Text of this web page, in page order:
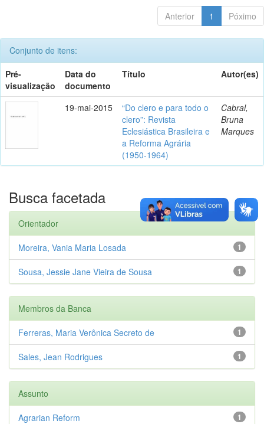
Anterior 1 Póximo
Conjunto de itens:
Pré-
visualização
Data do
documento
Título Autor(es)
19-mai-2015
“Do clero e para todo o
clero”: Revista
Eclesiástica Brasileira e
a Reforma Agrária
(1950-1964)
Cabral,
Bruna
Marques
Busca facetada
Orientador
1
Moreira, Vania Maria Losada
1
Sousa, Jessie Jane Vieira de Sousa
Membros da Banca
1
Ferreras, Maria Verônica Secreto de
1
Sales, Jean Rodrigues
Assunto
1
Agrarian Reform